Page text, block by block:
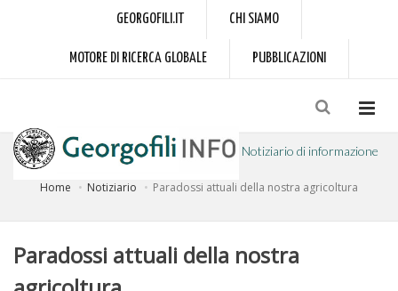
GEORGOFILI.IT CHI SIAMO
MOTORE DI RICERCA GLOBALE PUBBLICAZIONI
Notiziario di informazione
Home Notiziario Paradossi attuali della nostra agricoltura
Paradossi attuali della nostra